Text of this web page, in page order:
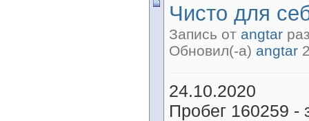
Чисто для
Запись от angtar
Обновил(-а) angtar
24.10.2020
Пробег 160259 -